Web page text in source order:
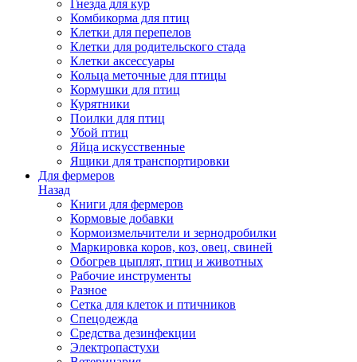
Гнезда для кур
Комбикорма для птиц
Клетки для перепелов
Клетки для родительского стада
Клетки аксессуары
Кольца меточные для птицы
Кормушки для птиц
Курятники
Поилки для птиц
Убой птиц
Яйца искусственные
Ящики для транспортировки
Для фермеров
Назад
Книги для фермеров
Кормовые добавки
Кормоизмельчители и зернодробилки
Маркировка коров, коз, овец, свиней
Обогрев цыплят, птиц и животных
Рабочие инструменты
Разное
Сетка для клеток и птичников
Спецодежда
Средства дезинфекции
Электропастухи